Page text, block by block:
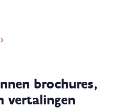
brochures,
vertalingen